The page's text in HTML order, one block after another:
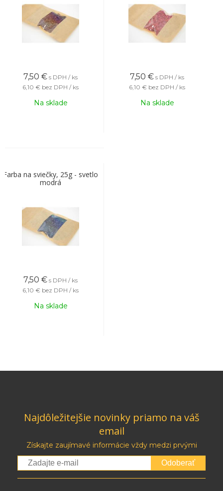
7,50 € s DPH / ks
6,10 € bez DPH / ks
Na sklade
7,50 € s DPH / ks
6,10 € bez DPH / ks
Na sklade
Farba na sviečky, 25g - svetlo
modrá
7,50 € s DPH / ks
6,10 € bez DPH / ks
Na sklade
Najdôležitejšie novinky priamo na váš
email
Získajte zaujímavé informácie vždy medzi prvými
Odoberať